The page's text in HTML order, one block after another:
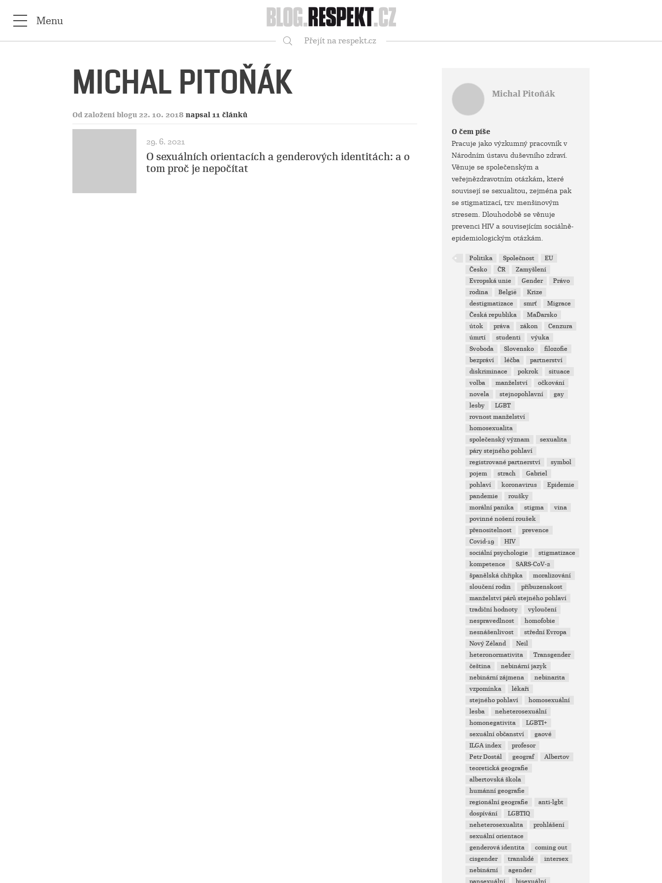
Respekt
Menu
Přejít na respekt.cz
MICHAL PITOŇÁK
Od založení blogu 22. 10. 2018 napsal 11 článků
29. 6. 2021
O sexuálních orientacích a genderových identitách: a o
tom proč je nepočítat
Michal Pitoňák
O čem píše
Pracuje jako výzkumný pracovník v
Národním ústavu duševního zdraví.
Věnuje se společenským a
veřejnězdravotním otázkám, které
souvisejí se sexualitou, zejména pak
se stigmatizací, tzv. menšinovým
stresem. Dlouhodobě se věnuje
prevenci HIV a souvisejícím sociálně-
epidemiologickým otázkám.
Politika Společnost
EU
Česko
ČR
Zamyšlení
Evropská unie
Gender
Právo
rodina
België
Krize
destigmatizace
smrť
Migrace
Česká republika
MaĎarsko
útok
práva zákon
Cenzura
úmrtí
studenti
výuka
Svoboda
Slovensko
filozofie
bezpráví
léčba
partnerství
diskriminace
pokrok
situace
volba
manželství
očkování
novela
stejnopohlavní
gay
lesby
LGBT
rovnost manželství
homosexualita
společenský význam
sexualita
páry stejného pohlaví
registrované partnerství
symbol
pojem
strach
Gabriel
pohlaví
koronavirus
Epidemie
pandemie
roušky
morální panika
stigma
vina
povinné nošení roušek
přenositelnost
prevence
Covid-19
HIV
sociální psychologie
stigmatizace
kompetence
SARS-CoV-2
španělská chřipka
moralizování
sloučení rodin
příbuzenskost
manželství párů stejného pohlaví
tradiční hodnoty
vyloučení
nespravedlnost
homofobie
nesnášenlivost
střední Evropa
Nový Zéland
Neil
heteronormativita
Transgender
čeština
nebinární jazyk
nebinární zájmena
nebinarita
vzpomínka
lékaři
stejného pohlaví
homosexuální
lesba
neheterosexuální
homonegativita
LGBTI+
sexuální občanství
gaové
ILGA index
profesor
Petr Dostál
geograf
Albertov
teoretická geografie
albertovská škola
humánní geografie
regionální geografie
anti-lgbt
dospívání
LGBTIQ
neheterosexualita
prohlášení
sexuální orientace
genderová identita
coming out
cisgender
translidé
intersex
nebinární
agender